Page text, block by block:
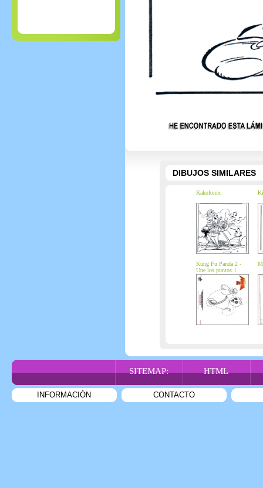
DIBUJOS SIMILARES
Kakofonix
Kung Fu Panda 2 -
Une los puntos 1
SITEMAP: HTML
INFORMACIÓN CONTACTO